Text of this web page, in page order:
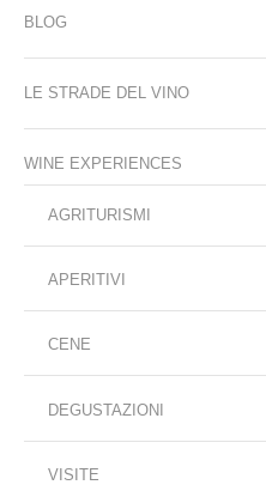
BLOG
LE STRADE DEL VINO
WINE EXPERIENCES
AGRITURISMI
APERITIVI
CENE
DEGUSTAZIONI
VISITE